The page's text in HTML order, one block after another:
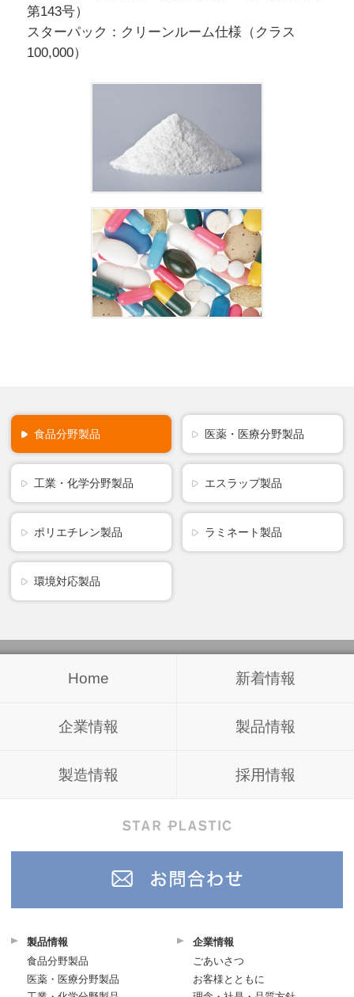
第143号）
スターパック：クリーンルーム仕様（クラス
100,000）
食品分野製品 医薬・医療分野製品
工業・化学分野製品 エスラップ製品
ポリエチレン製品 ラミネート製品
環境対応製品
Home 新着情報
企業情報 製品情報
製造情報 採用情報
製品情報
食品分野製品
医薬・医療分野製品
企業情報
ごあいさつ
お客様とともに